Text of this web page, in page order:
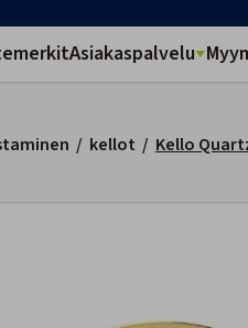
Asiakaspalvelu
/ kellot / Kello